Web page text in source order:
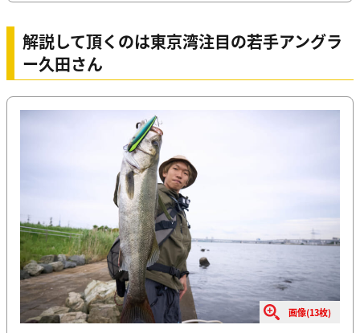
解説して頂くのは東京湾注目の若手アングラ
ー久田さん
画像(13枚)